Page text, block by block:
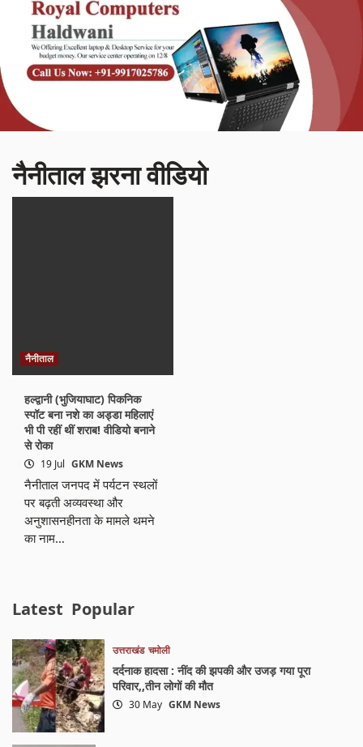
नैनीताल झरना वीडियो
नैनीताल
हल्द्वानी (भुजियाघाट) पिकनिक
स्पॉट बना नशे का अड्डा महिलाएं
भी पी रहीं थीं शराब! वीडियो बनाने
से रोका
19 Jul GKM News
नैनीताल जनपद में पर्यटन स्थलों
पर बढ़ती अव्यवस्था और
अनुशासनहीनता के मामले थमने
का नाम…
Latest Popular
उत्तराखंड चमोली
दर्दनाक हादसा : नींद की झपकी और उजड़ गया पूरा
परिवार,,तीन लोगों की मौत
30 May GKM News